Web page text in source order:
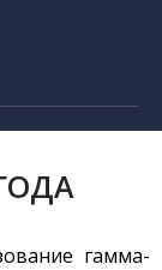
гамма-